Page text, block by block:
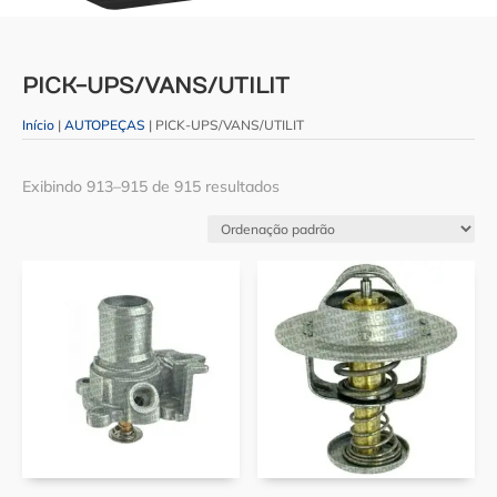
PICK-UPS/VANS/UTILIT
Início | AUTOPEÇAS | PICK-UPS/VANS/UTILIT
Exibindo 913–915 de 915 resultados